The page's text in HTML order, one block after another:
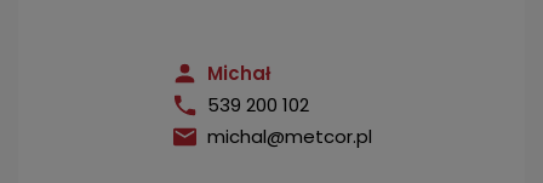
Michał
539 200 102
michal@metcor.pl